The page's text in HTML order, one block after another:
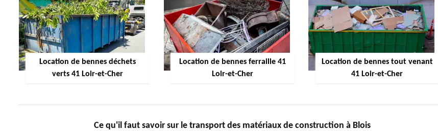
Location de bennes déchets
verts 41 Loir-et-Cher
Location de bennes ferraille 41
Loir-et-Cher
Location de bennes tout venant
41 Loir-et-Cher
Ce qu'il faut savoir sur le transport des matériaux de construction à Blois